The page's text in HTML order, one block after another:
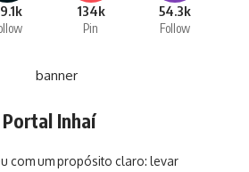
134k
Pin
54.3k
Follow
Portal Inhaí
com um propósito claro: levar